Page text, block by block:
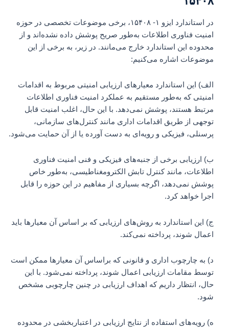
در استاندارد ایزو ۱- ۱۵۴۰۸، برخی موضوعات تخصصی در حوزه
امنیت فناوری اطلاعات به‌طور صریح پوشش داده نشده‌اند و از
محدوده این استاندارد خارج می‌مانند. در زیر، به برخی از این
موضوعات اشاره می‌کنیم:
الف) این استاندارد معیارهای ارزیابی امنیتی مربوط به اقدامات
امنیتی که به‌طور مستقیم به عملکرد امنیت فناوری اطلاعات
مرتبط هستند، پوشش نمی‌دهد. با این حال، اغلب امنیت قابل
توجهی از طریق اقدامات اداری مانند کنترل‌های سازمانی،
پرسنلی، فیزیکی و رویه‌ای به دست آورده یا از آن حمایت می‌شود.
ب) ارزیابی برخی از جنبه‌های فیزیکی و فنی امنیت فناوری
اطلاعات، مانند کنترل تابش الکترومغناطیسی، به‌طور خاص
پوشش نمی‌دهد، اگرچه بسیاری از مفاهیم در این حوزه را قابل
اجرا خواهد کرد.
ج) این استاندارد به روش‌های ارزیابی که بر اساس آن معیارها باید
اعمال شوند، پرداخته نمی‌کند.
د) به چارچوب اداری و قانونی که براساس آن معیارها ممکن است
توسط مقامات ارزیابی اعمال شوند، پرداخته نمی‌شود. با این
حال، انتظار داریم که اهداف ارزیابی در چنین چارچوبی مشخص
شود.
ه) رویه‌های استفاده از نتایج ارزیابی در اعتباربخشی در محدوده